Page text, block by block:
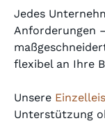
Jedes
Anforderungen
flexibel an Ihre
Unsere
Unterstützung